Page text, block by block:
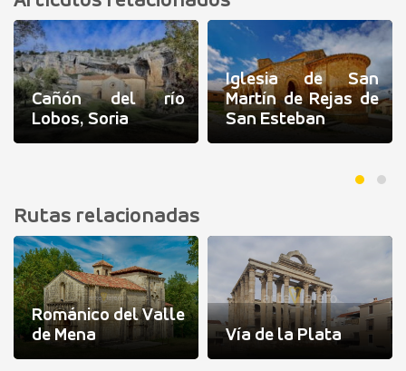
Cañón del río
Lobos, Soria
Iglesia de San
Martín de Rejas de
San Esteban
Rutas relacionadas
Románico del Valle
de Mena
Vía de la Plata